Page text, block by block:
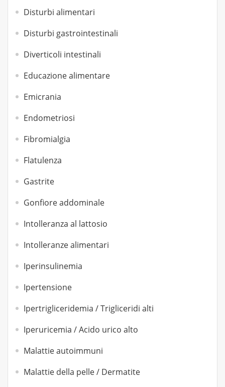
Disturbi alimentari
Disturbi gastrointestinali
Diverticoli intestinali
Educazione alimentare
Emicrania
Endometriosi
Fibromialgia
Flatulenza
Gastrite
Gonfiore addominale
Intolleranza al lattosio
Intolleranze alimentari
Iperinsulinemia
Ipertensione
Ipertrigliceridemia / Trigliceridi alti
Iperuricemia / Acido urico alto
Malattie autoimmuni
Malattie della pelle / Dermatite